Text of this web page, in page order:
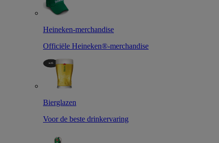
Heineken-merchandise
Officiële Heineken®-merchandise
Bierglazen
Voor de beste drinkervaring